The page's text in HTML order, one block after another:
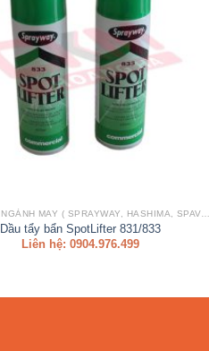
HÓA CHẤT NGÀNH MAY ( SPRAYWAY, HASHIMA, SPAVAN,..)
Dầu tẩy bẩn SpotLifter 831/833
Liên hệ: 0904.976.499